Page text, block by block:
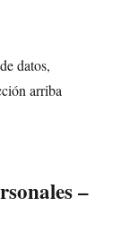
datos,
arriba
–